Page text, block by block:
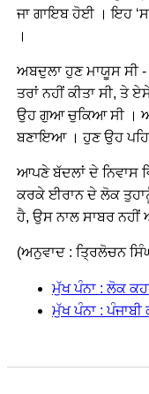
ਜਾ ਗਾਇਬ ਹੋਈ । ਇਹ
।
ਅਬਦੁਲਾ ਹੁਣ ਮਾਯੂਸ ਸੀ
ਤਰਾਂ ਨਹੀਂ ਕੀਤਾ ਸੀ, ਤੇ
ਉਹ ਗੁਆ ਚੁਕਿਆ ਸੀ ।
ਬਣਾਇਆ । ਹੁਣ ਉਹ
ਆਪਣੇ ਬੱਦਲਾਂ ਦੇ ਨਿਵਾਸ
ਕਰਕੇ ਈਰਾਨ ਦੇ ਲੋਕ
ਹੈ, ਉਸ ਨਾਲ ਸਾਬਰ ਨਹੀਂ
(ਅਨੁਵਾਦ : ਤ੍ਰਿਲੋਚਨ
ਮੁੱਖ ਪੰਨਾ : ਲੋਕ
ਮੁੱਖ ਪੰਨਾ :